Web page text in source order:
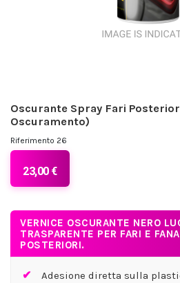
Oscurante Spray Fari
Oscuramento)
Riferimento 26
23,00 €
VERNICE OSCURANTE NERO
TRASPARENTE PER FARI E
POSTERIORI.
Adesione diretta sulla